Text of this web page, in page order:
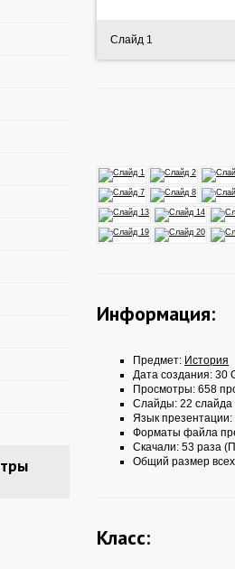
Слайд 1
Информация:
Предмет: История
Дата создания: 30
Просмотры: 658
Слайды: 22 слайда
Язык презентации:
Форматы файла
Скачали: 53 раза
Общий размер
Класс: